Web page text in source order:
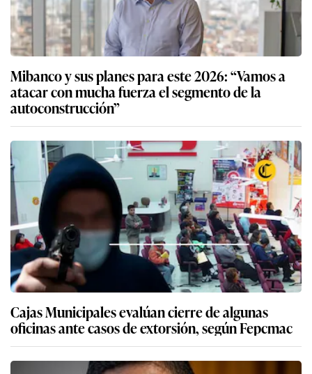
Mibanco y sus planes para este 2026: “Vamos a
atacar con mucha fuerza el segmento de la
autoconstrucción”
Cajas Municipales evalúan cierre de algunas
oficinas ante casos de extorsión, según Fepcmac